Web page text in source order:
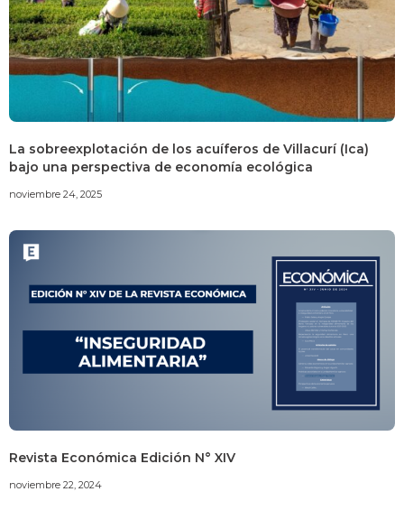
La sobreexplotación de los acuíferos de Villacurí (Ica)
bajo una perspectiva de economía ecológica
noviembre 24, 2025
Revista Económica Edición N° XIV
noviembre 22, 2024